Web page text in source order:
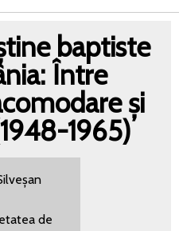
baptiste
Între
și
1965)
de